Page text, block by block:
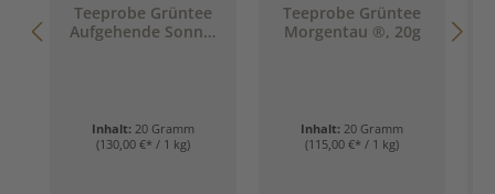
Teeprobe Grüntee
Aufgehende Sonne,
Inhalt: 20 Gramm
(130,00 €* / 1 kg)
Teeprobe Grüntee
Morgentau ®, 20g
Inhalt: 20 Gramm
(115,00 €* / 1 kg)